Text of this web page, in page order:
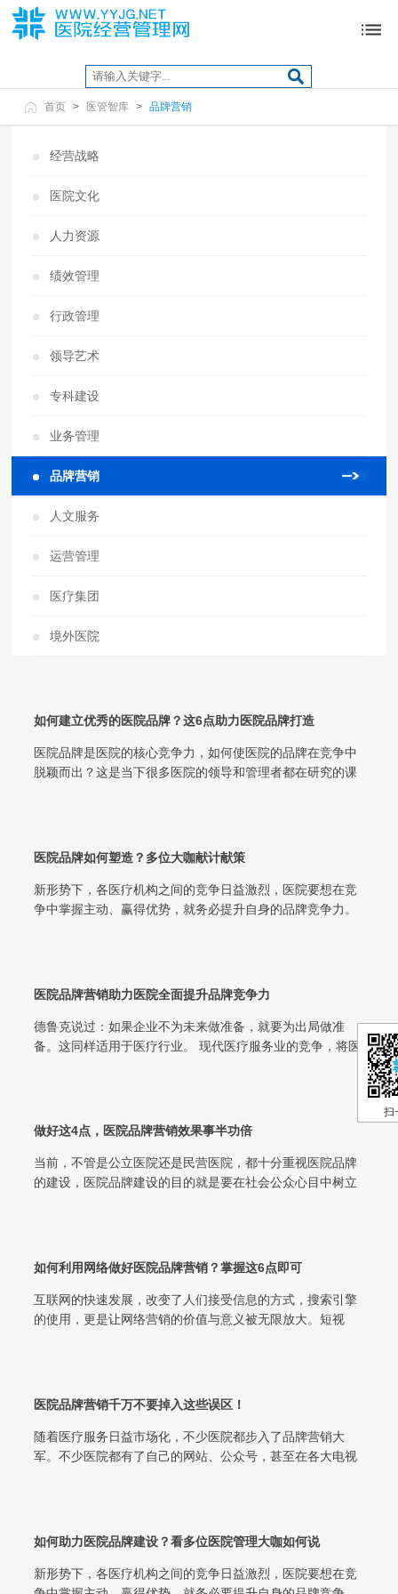
首页 > 医管智库 > 品牌营销
经营战略
医院文化
人力资源
绩效管理
行政管理
领导艺术
专科建设
业务管理
品牌营销
人文服务
运营管理
医疗集团
境外医院
如何建立优秀的医院品牌？这6点助力医院品牌打造
医院品牌是医院的核心竞争力，如何使医院的品牌在竞争中
脱颖而出？这是当下很多医院的领导和管理者都在研究的课
医院品牌如何塑造？多位大咖献计献策
新形势下，各医疗机构之间的竞争日益激烈，医院要想在竞
争中掌握主动、赢得优势，就务必提升自身的品牌竞争力。
医院品牌营销助力医院全面提升品牌竞争力
德鲁克说过：如果企业不为未来做准备，就要为出局做准
备。这同样适用于医疗行业。 现代医疗服务业的竞争，将医
做好这4点，医院品牌营销效果事半功倍
当前，不管是公立医院还是民营医院，都十分重视医院品牌
的建设，医院品牌建设的目的就是要在社会公众心目中树立
如何利用网络做好医院品牌营销？掌握这6点即可
互联网的快速发展，改变了人们接受信息的方式，搜索引擎
的使用，更是让网络营销的价值与意义被无限放大。短视
医院品牌营销千万不要掉入这些误区！
随着医疗服务日益市场化，不少医院都步入了品牌营销大
军。不少医院都有了自己的网站、公众号，甚至在各大电视
如何助力医院品牌建设？看多位医院管理大咖如何说
新形势下，各医疗机构之间的竞争日益激烈，医院要想在竞
扫